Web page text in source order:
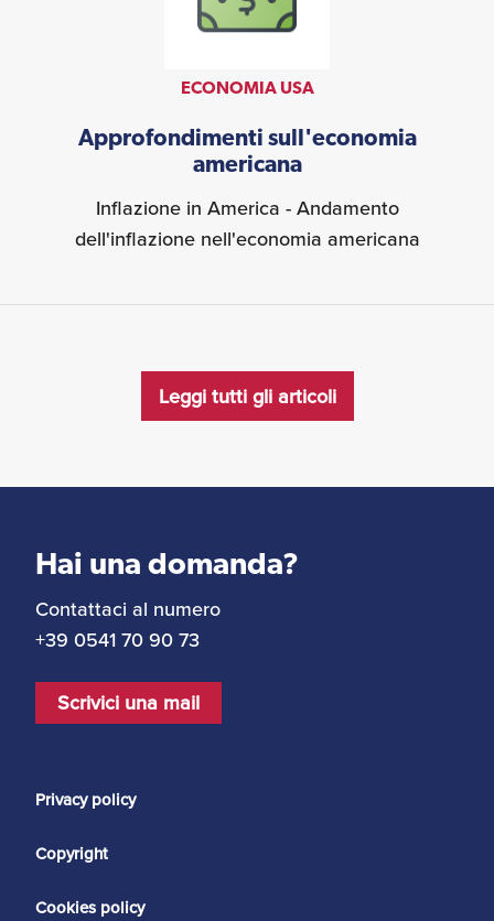
ECONOMIA USA
Approfondimenti sull'economia
americana
Inflazione in America - Andamento
dell'inflazione nell'economia americana
Leggi tutti gli articoli
Hai una domanda?
Contattaci al numero
+39 0541 70 90 73
Scrivici una mail
Privacy policy
Copyright
Cookies policy